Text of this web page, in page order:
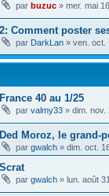
par buzuc » mer. mai
2: Comment poster
par DarkLan » ven. oct.
France 40 au 1/25
par valmy33 » dim. nov.
Ded Moroz, le grand-
par gwalch » dim. oct.
Scrat
par gwalch » lun. août